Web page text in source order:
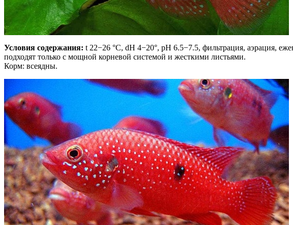
Условия содержания: t 22−26 °С, dH 4−20°, рН 6.5−7.5, фильтрация, аэрация,
подходят только с мощной корневой системой и жесткими листьями.
Корм: всеядны.